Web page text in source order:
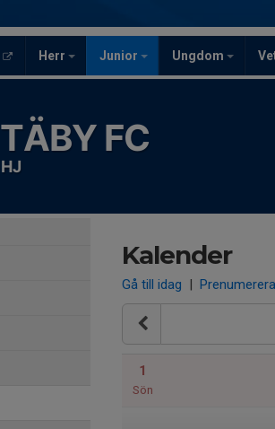
Herr Junior Ungdom
TÄBY FC
HJ
Kalender
Gå till idag | Prenumerera
1
Sön